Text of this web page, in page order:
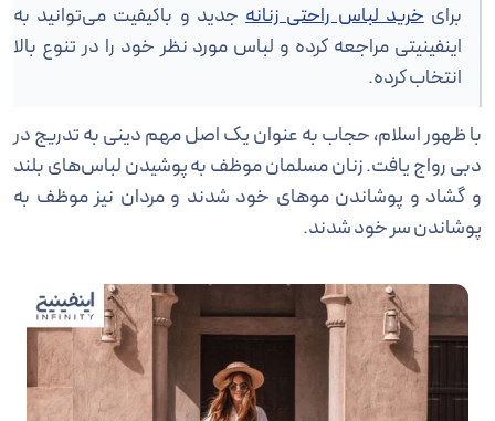
برایخرید لباس راحتی زنانهجدید و باکیفیت می‌توانید به
اینفینیتی مراجعه کرده و لباس مورد نظر خود را در تنوع بالا
انتخاب کرده.
با ظهور اسلام، حجاب به عنوان یک اصل مهم دینی به تدریج در
دبی رواج یافت. زنان مسلمان موظف به پوشیدن لباس‌های بلند
و گشاد و پوشاندن موهای خود شدند و مردان نیز موظف به
پوشاندن سر خود شدند.